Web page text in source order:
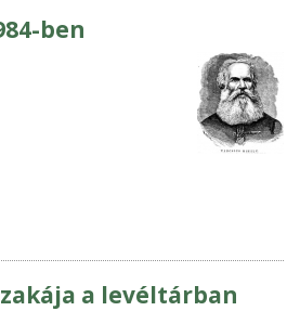
ben
a levéltárban